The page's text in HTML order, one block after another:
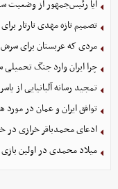
آیا رئیس‌جمهور از وضعیت
تصمیم تازه مهدی تارتار
مردی که عربستان برای سرش ۵ میلیون دلار جایزه گذاشت
چرا ایران وارد جنگ
تمجید رسانه آلبانیایی از
توافق ایران و عمان در
ادعای محمدباقر خرازی
میلاد محمدی در اولین